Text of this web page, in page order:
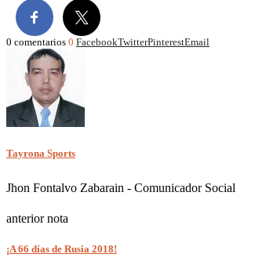
0 comentarios 0 FacebookTwitterPinterestEmail
Tayrona Sports
Jhon Fontalvo Zabarain - Comunicador Social
anterior nota
¡A 66 días de Rusia 2018!